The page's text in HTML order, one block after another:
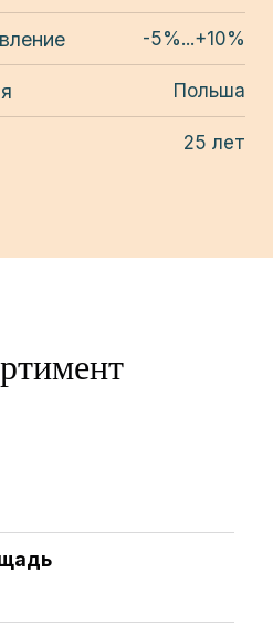
-5%...+10%
Польша
25 лет